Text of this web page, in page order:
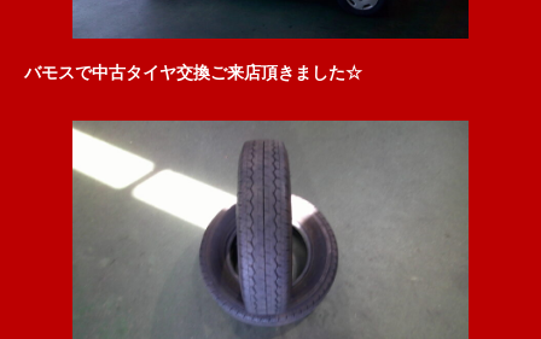
バモスで中古タイヤ交換ご来店頂きました☆